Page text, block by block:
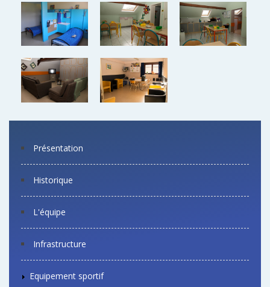
Présentation
Historique
L'équipe
Infrastructure
Equipement sportif